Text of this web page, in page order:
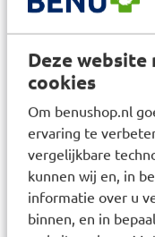
Deze
cookies
Om benushop.nl
ervaring te
vergelijkbare
kunnen wij en, in
informatie over u
binnen, en in
geknipt.
geschikt voor
Gebruik
1. Maak de wond
voorzichtig
zand.
2. Maak de huid
voorzichtig droog.
3. Breng de